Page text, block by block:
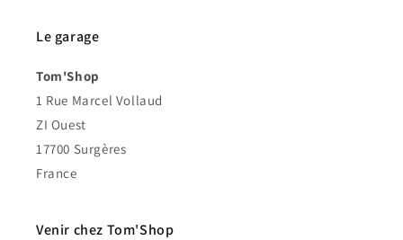
Le garage
Tom'Shop
1 Rue Marcel Vollaud
ZI Ouest
17700 Surgères
France
Venir chez Tom'Shop